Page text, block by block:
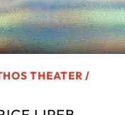
THEATER /